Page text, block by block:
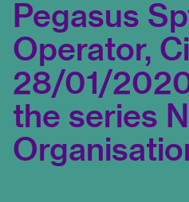
Pegasus
Operator,
28/01/
the series